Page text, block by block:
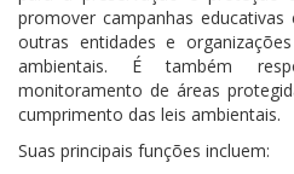
promover campanhas
outras entidades e
ambientais. É também
monitoramento de áreas
cumprimento das leis ambientais.
Suas principais funções incluem: